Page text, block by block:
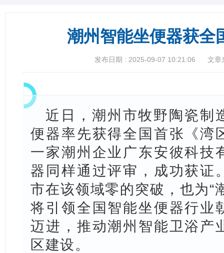
潮州智能坐便器获全
发布日期 : 2025-09-07 10:21:06 文章
近日，潮州市牧野陶瓷制
便器率先获得全国首张《湾
一家潮州企业广东安彼科技
器同样通过评审，成功获证
市在该领域零的突破，也为“
将引领全国智能坐便器行业
迈进，推动潮州智能卫浴产
区建设。